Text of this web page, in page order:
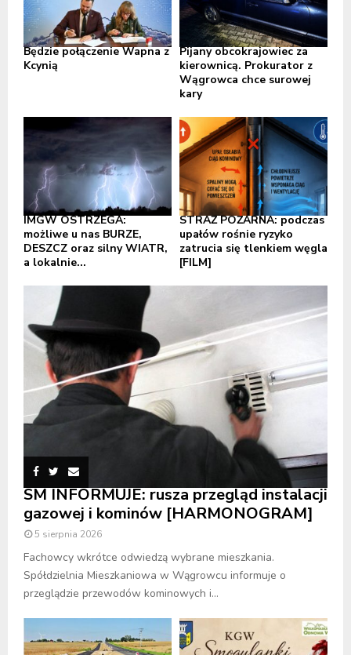
Będzie połączenie Wapna z
Kcynią
Pijany obcokrajowiec za
kierownicą. Prokurator z
Wągrowca chce surowej
kary
IMGW OSTRZEGA:
możliwe u nas BURZE,
DESZCZ oraz silny WIATR,
a lokalnie...
STRAŻ POŻARNA: podczas
upałów rośnie ryzyko
zatrucia się tlenkiem węgla
[FILM]
SM INFORMUJE: rusza przegląd instalacji
gazowej i kominów [HARMONOGRAM]
5 sierpnia 2026
Fachowcy wkrótce odwiedzą wybrane mieszkania.
Spółdzielnia Mieszkaniowa w Wągrowcu informuje o
przeglądzie przewodów kominowych i...